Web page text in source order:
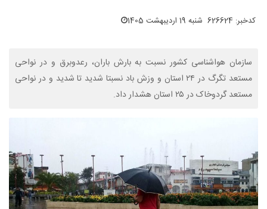
کدخبر: 626624 شنبه 19 اردیبهشت 1405
سازمان هواشناسی کشور نسبت به بارش باران، رعدوبرق و در نواحی
مستعد تگرگ در ۲۴ استان و وزش باد نسبتا شدید تا شدید و در نواحی
مستعد گردوخاک در ۲۵ استان هشدار داد.